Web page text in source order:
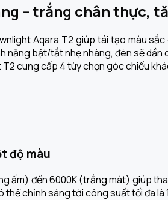
– trắng chân thực,
Aqara T2 giúp tái tạo màu
năng bật/tắt nhẹ nhàng, đènsẽ dần
cung cấp 4 tùy chọn góc chiếu
độ màu
ấm) đến 6000K (trắng mát) giúp
thể chỉnh sáng tới công suất tối đa là